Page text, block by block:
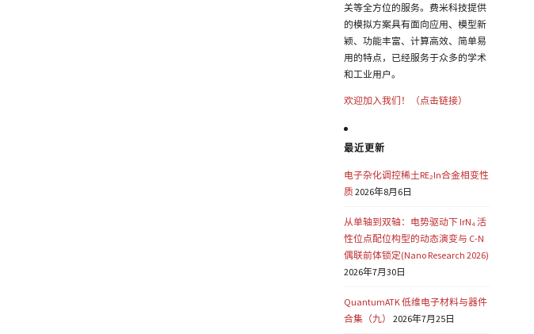
关等全方位的服务。费米科技提供
的模拟方案具有面向应用、模型新
颖、功能丰富、计算高效、简单易
用的特点，已经服务于众多的学术
和工业用户。
欢迎加入我们！（点击链接）
最近更新
电子杂化调控稀土RE₂In合金相变性
质2026年8月6日
从单轴到双轴：电势驱动下 IrN₄ 活
性位点配位构型的动态演变与 C-N
偶联前体锁定(Nano Research 2026)
2026年7月30日
QuantumATK 低维电子材料与器件
合集（九）
2026年7月25日